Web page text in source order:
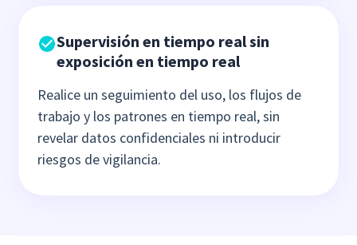
Supervisión en tiempo real sin
exposición en tiempo real
Realice un seguimiento del uso, los flujos de
trabajo y los patrones en tiempo real, sin
revelar datos confidenciales ni introducir
riesgos de vigilancia.